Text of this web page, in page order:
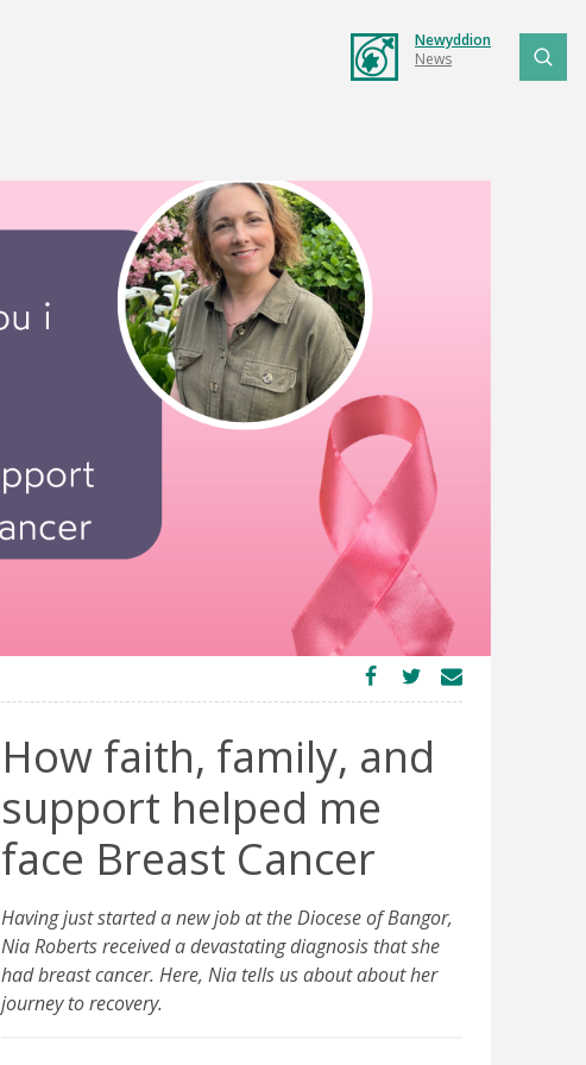
Newyddion
News
How faith, family, and
support helped me
face Breast Cancer
Having just started a new job at the Diocese of Bangor,
Nia Roberts received a devastating diagnosis that she
had breast cancer. Here, Nia tells us about about her
journey to recovery.